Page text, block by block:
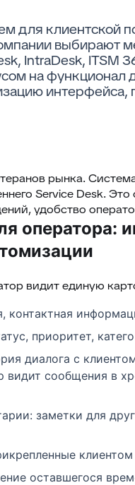
для клиентской
выбирают
IntraDesk,
на функционал
интерфейса,
рынка.
Service Desk.
удобство
оператора:
видит единую
контактная
приоритет,
диалога с
видит сообщения в
заметки для
оставшегося